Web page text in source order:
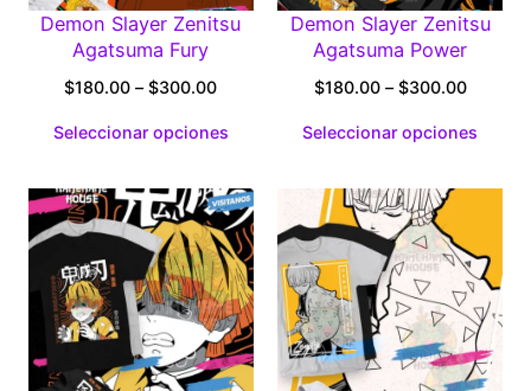
Demon Slayer Zenitsu
Agatsuma Fury
$180.00 – $300.00Price
$180.00
$300.00
Seleccionar opciones
Demon Slayer Zenitsu
Agatsuma Power
$180.00 – $300.00Price
$180.00
Seleccionar opciones